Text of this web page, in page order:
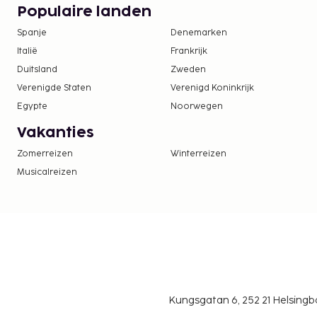
Deze lijst is mogelijk niet volledig. Toeslagen en
excl. btw en kunnen wijzigen.
Populaire landen
Spanje Denemarken
Italië
Frankrijk
Duitsland
Zweden
Verenigde Staten
Verenigd Koninkrijk
Egypte
Noorwegen
Vakanties
Zomerreizen Winterreizen
Musicalreizen
Kungsgatan 6, 252 21